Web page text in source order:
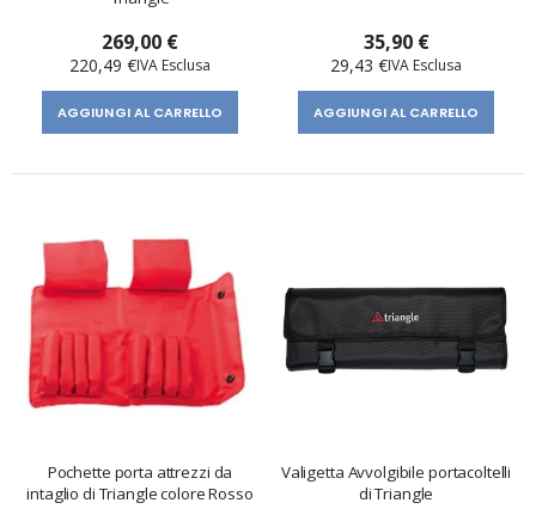
269,00 €
220,49 €
AGGIUNGI AL CARRELLO
35,90 €
29,43 €
AGGIUNGI AL CARRELLO
Pochette porta attrezzi da
intaglio di Triangle colore Rosso
Valigetta Avvolgibile portacoltelli
di Triangle